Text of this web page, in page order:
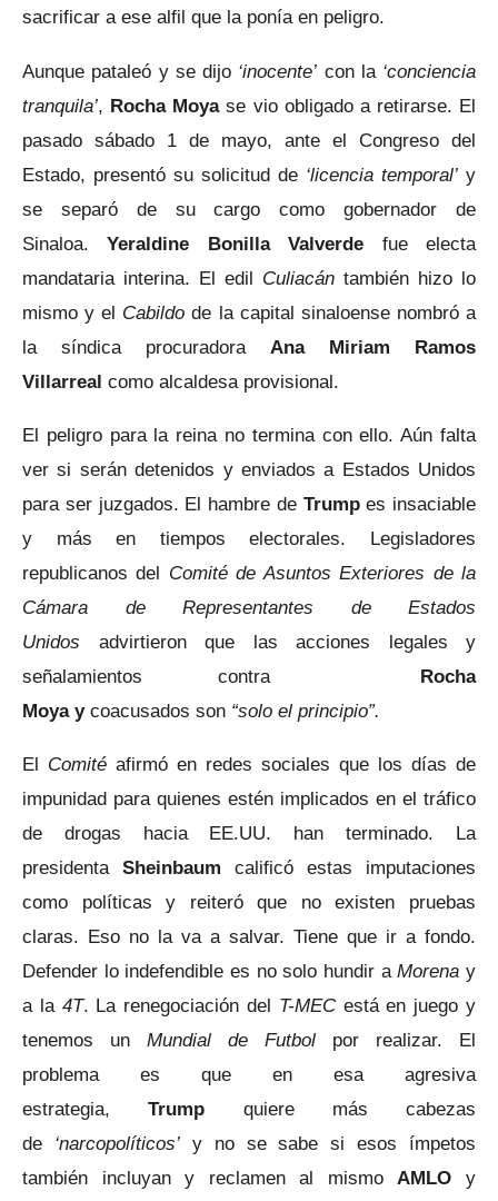
sacrificar a ese alfil que la ponía en peligro.
Aunque pataleó y se dijo ‘inocente’ con la ‘conciencia
tranquila’, Rocha Moya se vio obligado a retirarse. El
pasado sábado 1 de mayo, ante el Congreso del
Estado, presentó su solicitud de ‘licencia temporal’ y
se separó de su cargo como gobernador de
Sinaloa.
Yeraldine Bonilla Valverde fue electa
mandataria interina. El edil Culiacán también hizo lo
mismo y el Cabildo de la capital sinaloense nombró a
la síndica procuradora
Ana Miriam Ramos
Villarreal como alcaldesa provisional.
El peligro para la reina no termina con ello. Aún falta
ver si serán detenidos y enviados a Estados Unidos
para ser juzgados. El hambre de Trump es insaciable
y más en tiempos electorales. Legisladores
republicanos del Comité de Asuntos Exteriores de la
Cámara de Representantes de Estados
Unidos
advirtieron que las acciones legales y
señalamientos contra
Rocha
Moya y coacusados son “solo el principio”.
El Comité afirmó en redes sociales que los días de
impunidad para quienes estén implicados en el tráfico
de drogas hacia EE.UU. han terminado. La
presidenta Sheinbaum
calificó estas imputaciones
como políticas y reiteró que no existen pruebas
claras. Eso no la va a salvar. Tiene que ir a fondo.
Defender lo indefendible es no solo hundir a Morena y
a la 4T. La renegociación del T-MEC está en juego y
tenemos un
Mundial de Futbol
por realizar. El
problema es que en esa agresiva
estrategia,Trump
quiere más cabezas
de ‘narcopolíticos’ y no se sabe si esos ímpetos
también incluyan y reclamen al mismo
AMLO y